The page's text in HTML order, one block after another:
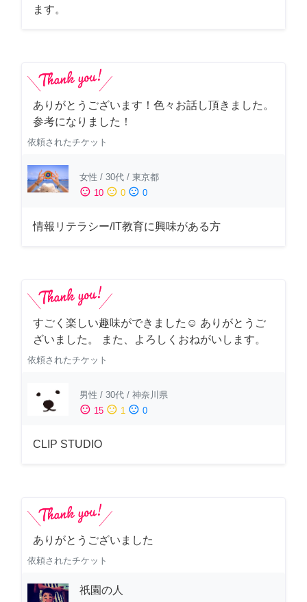
ます。
ありがとうございます！色々お話し頂きました。
参考になりました！
依頼されたチケット
女性 / 30代 / 東京都
sentiment_satisfied 10 sentiment_neutral 0 sentiment_dissatisfied 0
情報リテラシー/IT教育に興味がある方
すごく楽しい趣味ができました☺︎ ありがとうご
ざいました。 また、よろしくおねがいします。
依頼されたチケット
男性 / 30代 / 神奈川県
sentiment_satisfied 15 sentiment_neutral 1 sentiment_dissatisfied 0
CLIP STUDIO
ありがとうございました
依頼されたチケット
祇園の人